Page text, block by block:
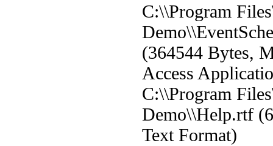
C:\\Program
(364544 Bytes,
Access
C:\\Program
Demo\\Help.rtf
Text Format)